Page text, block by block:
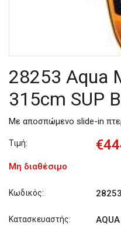
28253 Aqua
315cm SUP
Με αποσπώμενο slide-in
Τιμή:
Μη διαθέσιμο
Κωδικός: 28253
Κατασκευαστής: